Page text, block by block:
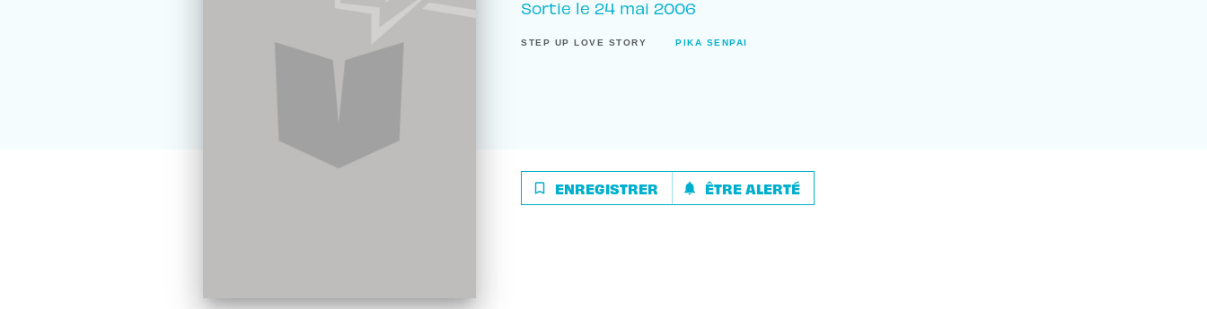
Sortie le 24 mai 2006
STEP UP LOVE STORY PIKA SENPAI
bookmark_border ENREGISTRER notifications ÊTRE ALERTÉ